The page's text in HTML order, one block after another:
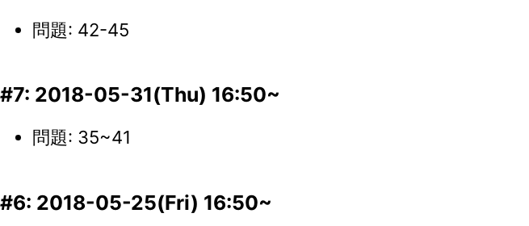
問題: 42-45
#7: 2018-05-31(Thu) 16:50~
問題: 35~41
#6: 2018-05-25(Fri) 16:50~